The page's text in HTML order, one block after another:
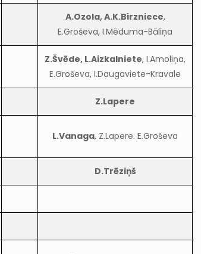
A.Ozola, A.K.Birzniece,
E.Groševa, I.Mēduma-Bāliņa
Z.Švēde, L.Aizkalniete, I.Amoliņa,
E.Groševa, I.Daugaviete-Kravale
Z.Lapere
L.Vanaga, Z.Lapere. E.Groševa
D.Trēziņš